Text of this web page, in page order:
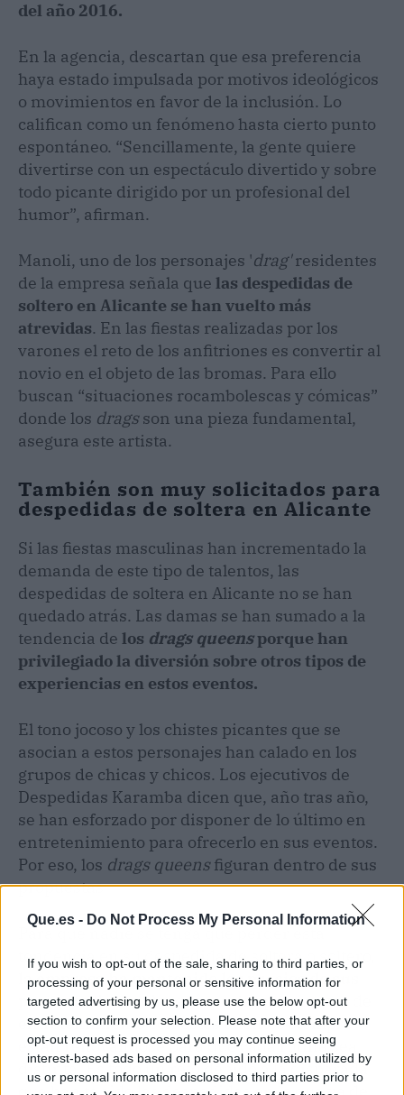
Que.es - Do Not Process My Personal Information
If you wish to opt-out of the sale, sharing to third parties, or
processing of your personal or sensitive information for
targeted advertising by us, please use the below opt-out
section to confirm your selection. Please note that after your
opt-out request is processed you may continue seeing
interest-based ads based on personal information utilized by
us or personal information disclosed to third parties prior to
del año 2016.
En la agencia, descartan que esa preferencia
haya estado impulsada por motivos ideológicos
o movimientos en favor de la inclusión. Lo
califican como un fenómeno hasta cierto punto
espontáneo. “Sencillamente, la gente quiere
divertirse con un espectáculo divertido y sobre
todo picante dirigido por un profesional del
humor”, afirman.
Manoli, uno de los personajes 'drag'residentes
de la empresa señala que las despedidas de
soltero en Alicante se han vuelto más
atrevidas. En las fiestas realizadas por los
varones el reto de los anfitriones es convertir al
novio en el objeto de las bromas. Para ello
buscan “situaciones rocambolescas y cómicas”
donde los dragsson una pieza fundamental,
asegura este artista.
También son muy solicitados para
despedidas de soltera en Alicante
Si las fiestas masculinas han incrementado la
demanda de este tipo de talentos, las
despedidas de soltera en Alicante no se han
quedado atrás. Las damas se han sumado a la
tendencia de los drags queensporque han
privilegiado la diversión sobre otros tipos de
experiencias en estos eventos.
El tono jocoso y los chistes picantes que se
asocian a estos personajes han calado en los
grupos de chicas y chicos. Los ejecutivos de
Despedidas Karamba dicen que, año tras año,
se han esforzado por disponer de lo último en
entretenimiento para ofrecerlo en sus eventos.
Por eso, los drags queensfiguran dentro de sus
propuestas.
Para que nadie se tenga que perder esta
tendencia en su despedida de soltera o soltero,
la empresa ha mantenido los precios de sus
presentaciones . Agregó que las propuestas de
entretenimiento con estos talentos siempre
están renovándose para que cada rutina sea
distinta. Es todo un reto debido a la disparada
que han tenido las despedidas en lo que va de